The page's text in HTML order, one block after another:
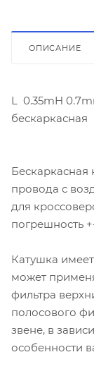
ОПИСАНИЕ
L 0.35mH
бескаркасная
Бескаркасная
провода с
для
погрешность
Катушка
может
фильтра
полосового
звене, в
особенности